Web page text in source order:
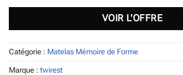
VOIR L'OFFRE
Catégorie : Matelas Mémoire de Forme
Marque : twirest